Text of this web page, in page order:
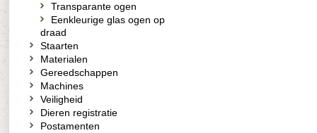
Transparante ogen
Eenkleurige glas ogen op
draad
Staarten
Materialen
Gereedschappen
Machines
Veiligheid
Dieren registratie
Postamenten